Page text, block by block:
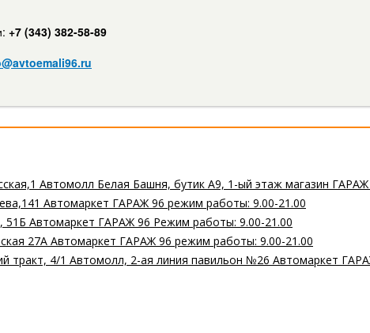
+7 (343) 382-58-89
Автомолл Белая Башня, бутик А9, 1-ый этаж магазин
Автомаркет ГАРАЖ 96 режим работы: 9.00-21.00
51Б Автомаркет ГАРАЖ 96 Режим работы: 9.00-21.00
27А Автомаркет ГАРАЖ 96 режим работы: 9.00-21.00
тракт, 4/1 Автомолл, 2-ая линия павильон №26 Автомаркет